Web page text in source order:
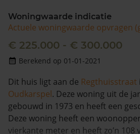
Woningwaarde indicatie
Actuele woningwaarde opvragen
€ 225.000 - € 300.000
Berekend op 01-01-2021
Dit huis ligt aan de Regthuisstraat
Oudkarspel. Deze woning uit de
gebouwd in 1973 en heeft een
Deze woning heeft een
vierkante meter en heeft zo’n 108